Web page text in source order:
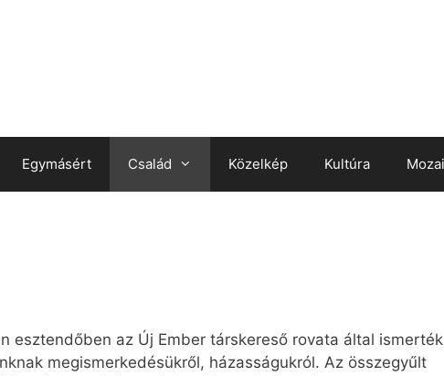
Egymásért Család Közelkép Kultúra
esztendőben az Új Ember társkereső rovata által
megismerkedésükről, házasságukról. Az összegyűlt